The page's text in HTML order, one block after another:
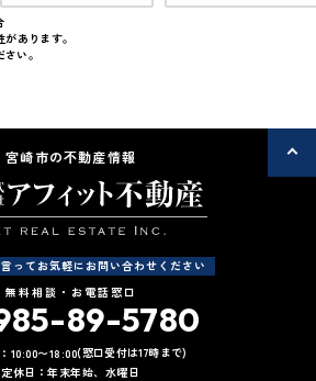
あります。
い。
宮崎市の不動産情報
ってお気軽にお問い合わせください
無料相談・お電話窓口
89-5780
10:00〜18:00(窓口受付は17時まで)
定休日：年末年始、水曜日